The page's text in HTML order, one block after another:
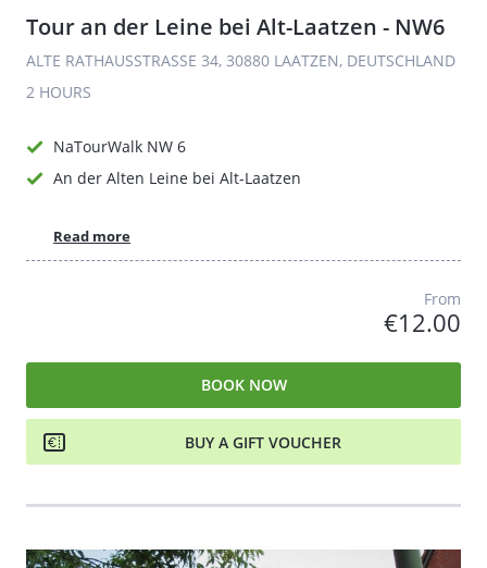
Tour an der Leine bei Alt-Laatzen - NW6
ALTE RATHAUSSTRASSE 34, 30880 LAATZEN, DEUTSCHLAND
2 HOURS
NaTourWalk NW 6
An der Alten Leine bei Alt-Laatzen
Read more
From
€12.00
BOOK NOW
BUY A GIFT VOUCHER